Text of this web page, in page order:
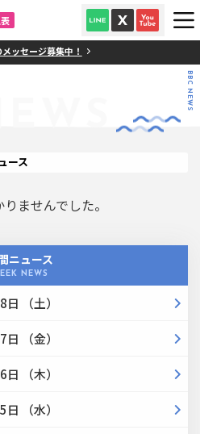
ッセージ募集中！
BBC NEWS
ース
ませんでした。
ニュース
NEWS
日 （土）
日 （金）
日 （木）
日 （水）